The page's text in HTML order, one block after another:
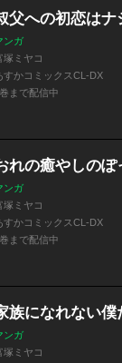
父への初恋はナ
ンガ
塚ミヤコ
すかコミックスCL-DX
まで配信中
れの癒やしのぽ
ンガ
塚ミヤコ
すかコミックスCL-DX
まで配信中
ンガ
塚ミヤコ